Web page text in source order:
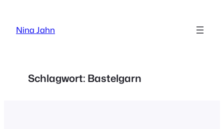
springen
Nina Jahn
Schlagwort: Bastelgarn